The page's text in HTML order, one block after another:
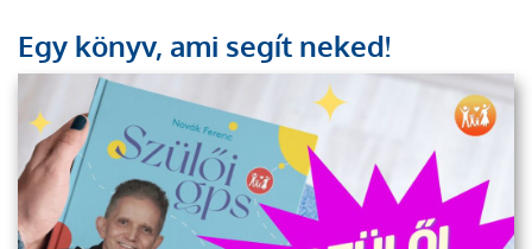
Egy könyv, ami segít neked!